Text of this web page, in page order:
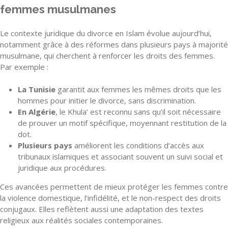
femmes musulmanes
Le contexte juridique du divorce en Islam évolue aujourd’hui,
notamment grâce à des réformes dans plusieurs pays à majorité
musulmane, qui cherchent à renforcer les droits des femmes.
Par exemple :
La Tunisie garantit aux femmes les mêmes droits que les
hommes pour initier le divorce, sans discrimination.
En Algérie, le Khula’ est reconnu sans qu’il soit nécessaire
de prouver un motif spécifique, moyennant restitution de la
dot.
Plusieurs pays améliorent les conditions d’accès aux
tribunaux islamiques et associant souvent un suivi social et
juridique aux procédures.
Ces avancées permettent de mieux protéger les femmes contre
la violence domestique, l’infidélité, et le non-respect des droits
conjugaux. Elles reflètent aussi une adaptation des textes
religieux aux réalités sociales contemporaines.